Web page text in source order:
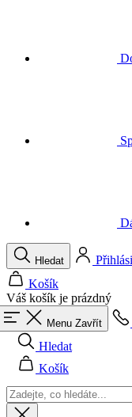
Váš košík je prázdný
Menu Zavřít
Hledat
Košík
Muži
Vše v